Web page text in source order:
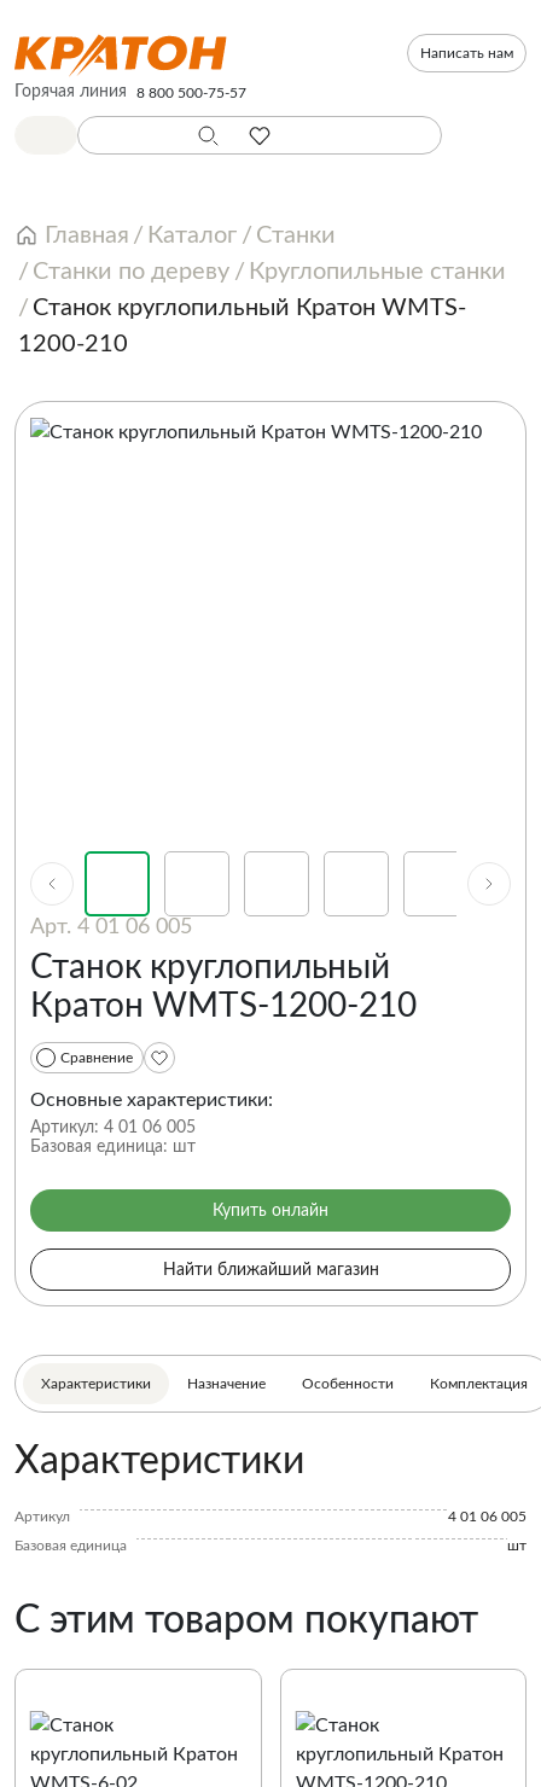
Написать нам
Горячая линия 8 800 500-75-57
Главная Каталог
Станки
Станки по дереву
Круглопильные станки
Станок круглопильный Кратон WMTS-
1200-210
Арт. 4 01 06 005
Станок круглопильный
Кратон WMTS-1200-210
Сравнение
Основные характеристики:
Артикул: 4 01 06 005
Базовая единица: шт
Купить онлайн
Найти ближайший магазин
Характеристики Назначение Особенности Комплектация
Характеристики
Артикул
4 01 06 005
Базовая единица
шт
С этим товаром покупают